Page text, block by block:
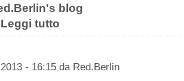
blog
Leggi tutto
- 16:15 da Red.Berlin